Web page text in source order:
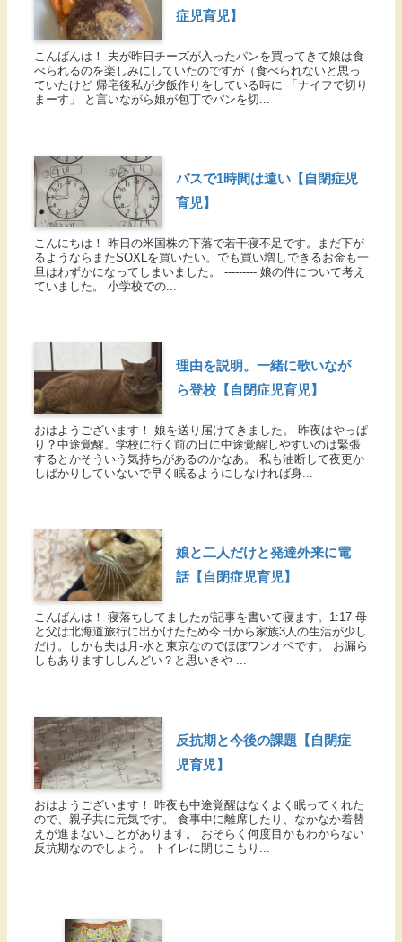
症児育児】
こんばんは！ 夫が昨日チーズが入ったパンを買ってきて娘は食
べられるのを楽しみにしていたのですが（食べられないと思っ
ていたけど 帰宅後私が夕飯作りをしている時に 「ナイフで切り
まーす」 と言いながら娘が包丁でパンを切...
バスで1時間は遠い【自閉症児
育児】
こんにちは！ 昨日の米国株の下落で若干寝不足です。まだ下が
るようならまたSOXLを買いたい。でも買い増しできるお金も一
旦はわずかになってしまいました。 --------- 娘の件について考え
ていました。 小学校での...
理由を説明。一緒に歌いなが
ら登校【自閉症児育児】
おはようございます！ 娘を送り届けてきました。 昨夜はやっぱ
り？中途覚醒。学校に行く前の日に中途覚醒しやすいのは緊張
するとかそういう気持ちがあるのかなあ。 私も油断して夜更か
しばかりしていないで早く眠るようにしなければ身...
娘と二人だけと発達外来に電
話【自閉症児育児】
こんばんは！ 寝落ちしてましたが記事を書いて寝ます。1:17 母
と父は北海道旅行に出かけたため今日から家族3人の生活が少し
だけ。しかも夫は月-水と東京なのでほぼワンオペです。 お漏ら
しもありますししんどい？と思いきや ...
反抗期と今後の課題【自閉症
児育児】
おはようございます！ 昨夜も中途覚醒はなくよく眠ってくれた
ので、親子共に元気です。 食事中に離席したり、なかなか着替
えが進まないことがあります。 おそらく何度目かもわからない
反抗期なのでしょう。 トイレに閉じこもり...